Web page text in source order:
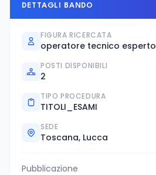
DETTAGLI BANDO
FIGURA RICERCATA
operatore tecnico esperto
POSTI DISPONIBILI
2
TIPO PROCEDURA
TITOLI_ESAMI
SEDE
Toscana, Lucca
Pubblicazione